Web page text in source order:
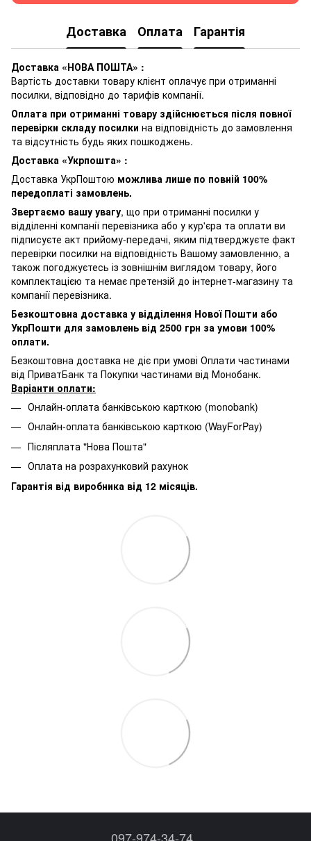
Доставка Оплата Гарантія
Доставка «НОВА ПОШТА» :
Вартість доставки товару клієнт оплачує при отриманні
посилки, відповідно до тарифів компанії.
Оплата при отриманні товару здійснюється після повної
перевірки складу посилки на відповідність до замовлення
та відсутність будь яких пошкоджень.
Доставка «Укрпошта» :
Доставка УкрПоштою можлива лише по повній 100%
передоплаті замовлень.
Звертаємо вашу увагу, що при отриманні посилки у
відділенні компанії перевізника або у кур'єра та оплати ви
підписуєте акт прийому-передачі, яким підтверджуєте факт
перевірки посилки на відповідність Вашому замовленню, а
також погоджуєтесь із зовнішнім виглядом товару, його
комплектацією та немає претензій до інтернет-магазину та
компанії перевізника.
Безкоштовна доставка у відділення Нової Пошти або
УкрПошти для замовлень від 2500 грн за умови 100%
оплати.
Безкоштовна доставка не діє при умові Оплати частинами
від ПриватБанк та Покупки частинами від Монобанк.
Варіанти оплати:
Онлайн-оплата банківською карткою (monobank)
Онлайн-оплата банківською карткою (WayForPay)
Післяплата "Нова Пошта"
Оплата на розрахунковий рахунок
Гарантія від виробника від 12 місяців.